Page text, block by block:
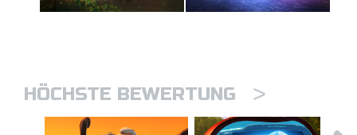
HÖCHSTE BEWERTUNG >